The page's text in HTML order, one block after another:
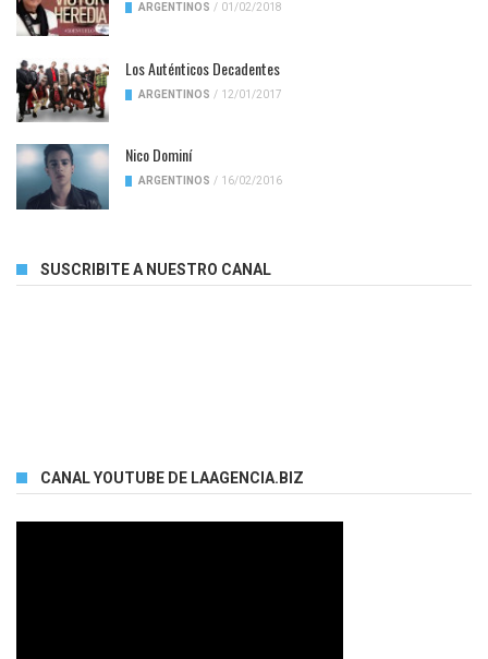
ARGENTINOS / 01/02/2018
Los Auténticos Decadentes
ARGENTINOS / 12/01/2017
Nico Dominí
ARGENTINOS / 16/02/2016
SUSCRIBITE A NUESTRO CANAL
CANAL YOUTUBE DE LAAGENCIA.BIZ